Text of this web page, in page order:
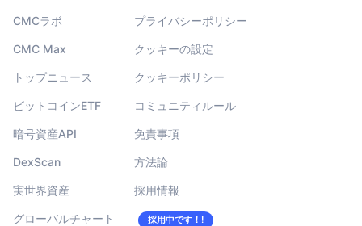
CMCラボ
CMC Max
トップニュース
ビットコインETF
暗号資産API
DexScan
実世界資産
グローバルチャート
プライバシーポリシー
クッキーの設定
クッキーポリシー
コミュニティルール
免責事項
方法論
採用情報
採用中です！!